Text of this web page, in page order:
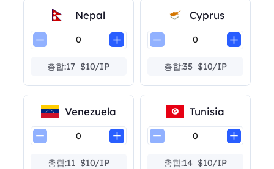
Nepal
총합:17 $10/IP
Cyprus
총합:35 $10/IP
Venezuela
총합:11 $10/IP
Tunisia
총합:14 $10/IP